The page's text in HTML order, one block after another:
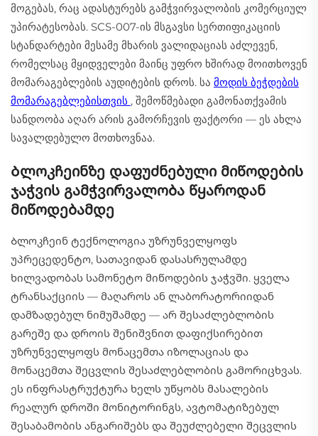
მოგებას, რაც ადასტურებს გამჭვირვალობის კომერციულ
უპირატესობას. SCS-007-ის მსგავსი სერთიფიკაციის
სტანდარტები მესამე მხარის ვალიდაციას აძლევენ,
რომელსაც მყიდველები მაინც უფრო ხშირად მოითხოვენ
მომარაგებლების აუდიტების დროს. სა მოდის ბეჭდების
მომარაგებლებისთვის , შემოწმებადი გამონათქვამის
სანდოობა აღარ არის გამორჩევის ფაქტორი — ეს ახლა
სავალდებულო მოთხოვნაა.
Ბლოკჩეინზე დაფუძნებული მიწოდების
ჯაჭვის გამჭვირვალობა წყაროდან
მიწოდებამდე
Ბლოკჩეინ ტექნოლოგია უზრუნველყოფს
უპრეცედენტო, სათავიდან დასასრულამდე
ხილვადობას სამონეტო მიწოდების ჯაჭვში. ყველა
ტრანსაქციის — მაღაროს ან ლაბორატორიიდან
დამზადებულ ნიმუშამდე — არ შესაძლებლობის
გარეშე და დროის შენიშვნით დაფიქსირებით
უზრუნველყოფს მონაცემთა იზოლაციას და
მონაცემთა შეცვლის შესაძლებლობის გამორიცხვას.
ეს ინფრასტრუქტურა ხელს უწყობს მასალების
რეალურ დროში მონიტორინგს, ავტომატიზებულ
შესაბამობის ანგარიშებს და შეუძლებელი შეცვლის